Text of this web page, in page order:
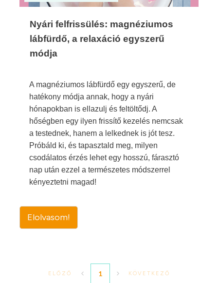
Nyári felfrissülés: magnéziumos
lábfürdő, a relaxáció egyszerű
módja
A magnéziumos lábfürdő egy egyszerű, de
hatékony módja annak, hogy a nyári
hónapokban is ellazulj és feltöltődj. A
hőségben egy ilyen frissítő kezelés nemcsak
a testednek, hanem a lelkednek is jót tesz.
Próbáld ki, és tapasztald meg, milyen
csodálatos érzés lehet egy hosszú, fárasztó
nap után ezzel a természetes módszerrel
kényeztetni magad!
Elolvasom!
ELŐZŐ 1 KÖVETKEZŐ